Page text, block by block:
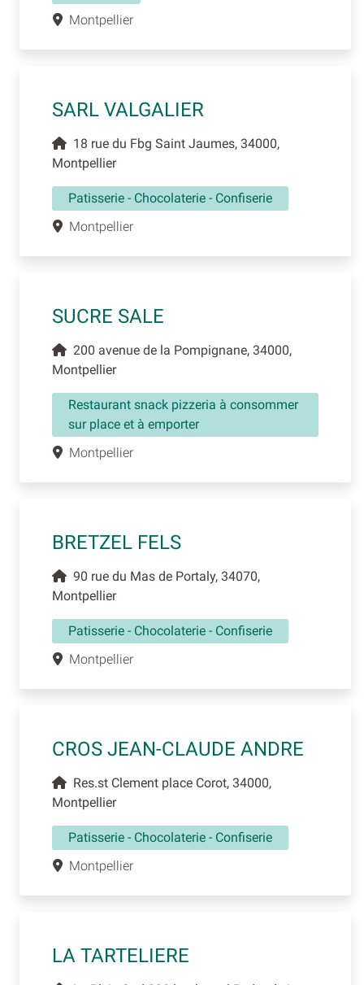
Montpellier
SARL VALGALIER
18 rue du Fbg Saint Jaumes, 34000,
Montpellier
Patisserie - Chocolaterie - Confiserie
Montpellier
SUCRE SALE
200 avenue de la Pompignane, 34000,
Montpellier
Restaurant snack pizzeria à consommer
sur place et à emporter
Montpellier
BRETZEL FELS
90 rue du Mas de Portaly, 34070,
Montpellier
Patisserie - Chocolaterie - Confiserie
Montpellier
CROS JEAN-CLAUDE ANDRE
Res.st Clement place Corot, 34000,
Montpellier
Patisserie - Chocolaterie - Confiserie
Montpellier
LA TARTELIERE